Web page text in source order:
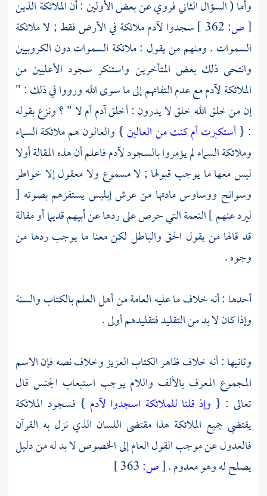
وأما ( السؤال الثاني فروي عن بعض الأولين : أن الملائكة الذين
[ص: سجدوالآدمملائكة في الأرض فقط ; لا ملائكة
السموات . ومنهم من يقول : ملائكة السموات دون الكروبيين
وانتحى ذلك بعض المتأخرين واستنكر سجود الأعليين من
الملائكةلآدممع عدم التفاتهم إلى ما سوى الله ورووا في ذلك : "
إن من خلق الله خلق لا يدرون : أخلقآدمأم لا " ؟ ونزع بقوله
: {أستكبرت أم كنت من العالين} والعالون هم ملائكة السماء
وملائكة السماء لم يؤمروا بالسجودلآدمفاعلم أن هذه المقالة أولا
ليس معها ما يوجب قبولها ; لا مسموع ولا معقول إلا خواطر
وسوانح ووساوس مادتها من عرش إبليس يستفزهم بصوته [
ليرد عنهم ] النعمة التي حرص على ردها عن أبيهم قديما أو مقالة
قد قالها من يقول الحق والباطل لكن معنا ما يوجب ردها من
وجوه .
أحدها : أنه خلاف ما عليه العامة من أهل العلم بالكتاب والسنة
وإذا كان لا بد من التقليد فتقليدهم أولى .
وثانيها : أنه خلاف ظاهر الكتاب العزيز وخلاف نصه فإن الاسم
المجموع المعرف بالألف واللام يوجب استيعاب الجنس قال
تعالى : { وإذ قلنا للملائكة اسجدوا لآدم } فسجود الملائكة
يقتضي جميع الملائكة هذا مقتضى اللسان الذي نزل به القرآن
فالعدول عن موجب القول العام إلى الخصوص لا بد له من دليل
يصلح له وهو معدوم .[ص: